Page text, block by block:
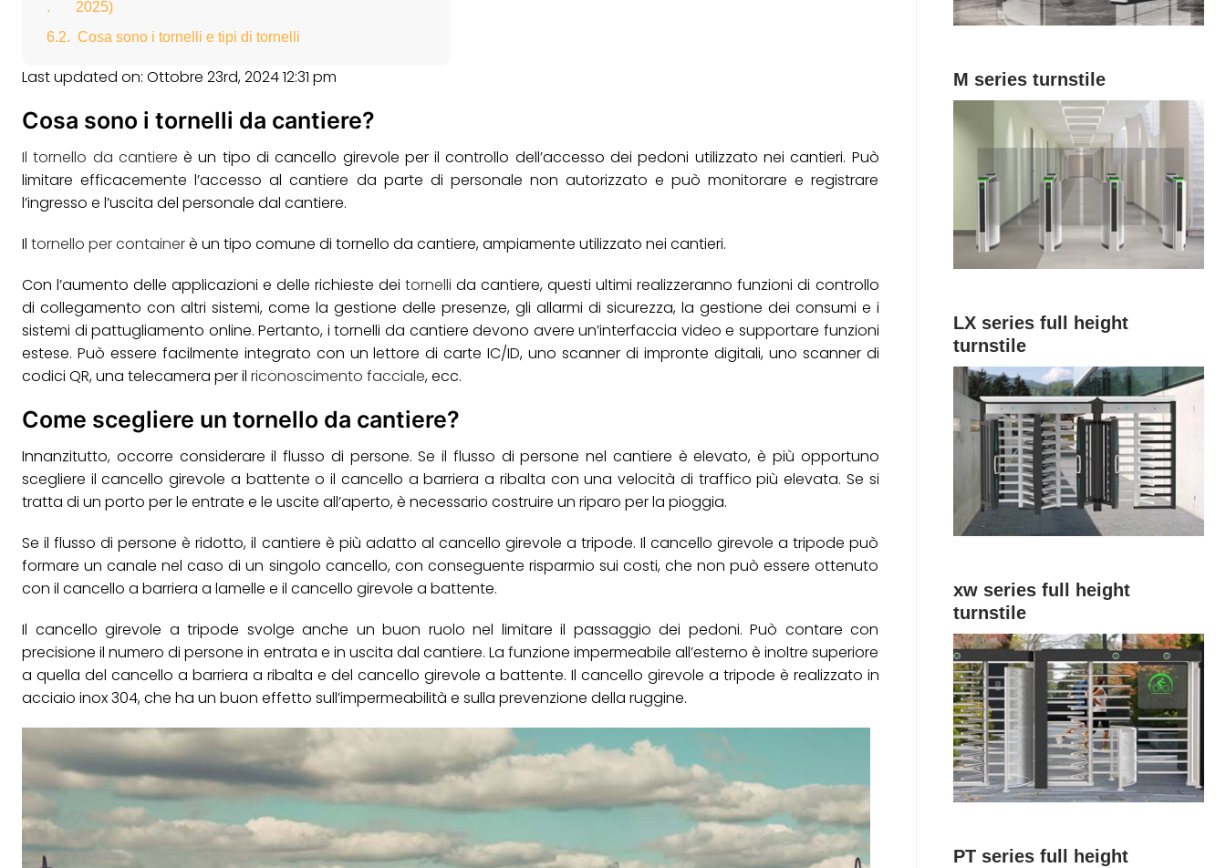
2025)
Cosa sono i tornelli e tipi di tornelli
Last updated on: Ottobre 23rd, 2024 12:31 pm
Cosa sono i tornelli da cantiere?
Il tornello da cantiere è un tipo di cancello girevole per il controllo dell’accesso dei pedoni utilizzato nei cantieri. Può
limitare efficacemente l’accesso al cantiere da parte di personale non autorizzato e può monitorare e registrare
l’ingresso e l’uscita del personale dal cantiere.
Il tornello per containerè un tipo comune di tornello da cantiere, ampiamente utilizzato nei cantieri.
Con l’aumento delle applicazioni e delle richieste deitornellida cantiere, questi ultimi realizzeranno funzioni di controllo
di collegamento con altri sistemi, come la gestione delle presenze, gli allarmi di sicurezza, la gestione dei consumi e i
sistemi di pattugliamento online. Pertanto, i tornelli da cantiere devono avere un’interfaccia video e supportare funzioni
estese. Può essere facilmente integrato con un lettore di carte IC/ID, uno scanner di impronte digitali, uno scanner di
codici QR, una telecamera per il riconoscimento facciale, ecc.
Come scegliere un tornello da cantiere?
Innanzitutto, occorre considerare il flusso di persone. Se il flusso di persone nel cantiere è elevato, è più opportuno
scegliere il cancello girevole a battente o il cancello a barriera a ribalta con una velocità di traffico più elevata. Se si
tratta di un porto per le entrate e le uscite all’aperto, è necessario costruire un riparo per la pioggia.
Se il flusso di persone è ridotto, il cantiere è più adatto al cancello girevole a tripode. Il cancello girevole a tripode può
formare un canale nel caso di un singolo cancello, con conseguente risparmio sui costi, che non può essere ottenuto
con il cancello a barriera a lamelle e il cancello girevole a battente.
Il cancello girevole a tripode svolge anche un buon ruolo nel limitare il passaggio dei pedoni. Può contare con
precisione il numero di persone in entrata e in uscita dal cantiere. La funzione impermeabile all’esterno è inoltre superiore
a quella del cancello a barriera a ribalta e del cancello girevole a battente. Il cancello girevole a tripode è realizzato in
acciaio inox 304, che ha un buon effetto sull’impermeabilità e sulla prevenzione della ruggine.
M series turnstile
LX series full height
turnstile
xw series full height
turnstile
PT series full height